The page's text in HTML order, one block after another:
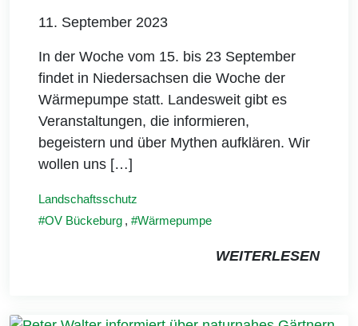
11. September 2023
In der Woche vom 15. bis 23 September
findet in Niedersachsen die Woche der
Wärmepumpe statt. Landesweit gibt es
Veranstaltungen, die informieren,
begeistern und über Mythen aufklären. Wir
wollen uns […]
Landschaftsschutz
OV Bückeburg , Wärmepumpe
WEITERLESEN